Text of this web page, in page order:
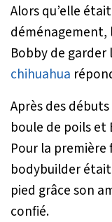
Alors qu’elle
déménagement,
Bobby de garder
chihuahua
Après des
boule de poils et
Pour la première
bodybuilder
pied grâce son
confié.